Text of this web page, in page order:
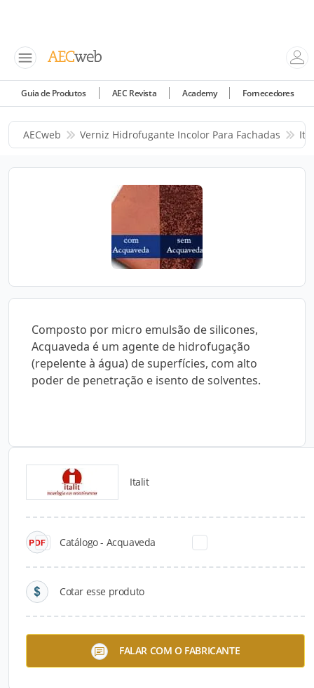
Guia de Produtos AEC Revista Academy Fornecedores
AECweb Verniz Hidrofugante Incolor Para Fachadas
Composto por micro emulsão de silicones,
Acquaveda é um agente de hidrofugação
(repelente à água) de superfícies, com alto
poder de penetração e isento de solventes.
Italit
Catálogo - Acquaveda
Cotar esse produto
FALAR COM O FABRICANTE
Catálogos para Download